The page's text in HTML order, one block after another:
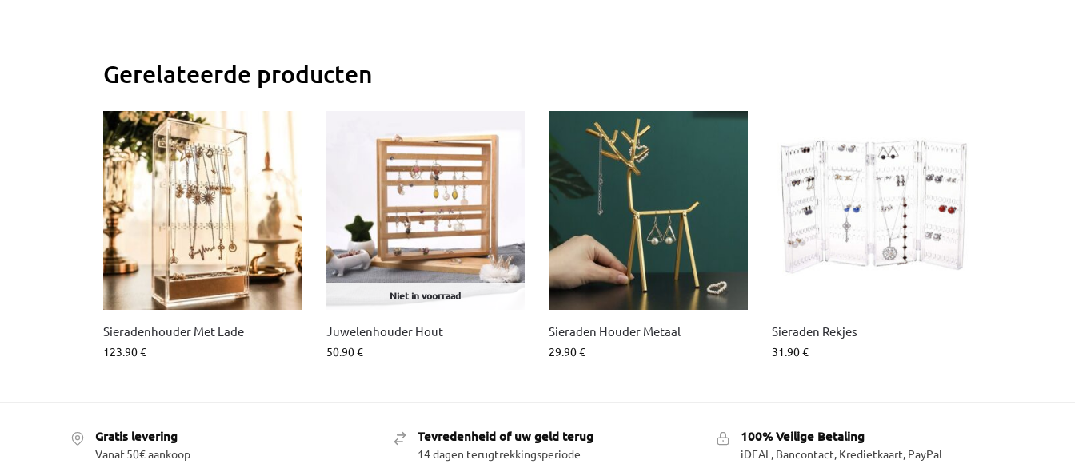
Gerelateerde producten
Sieradenhouder Met Lade
123.90€
Niet in voorraad
Juwelenhouder Hout
50.90€
Sieraden Houder Metaal
29.90€
Sieraden Rekjes
31.90€
Gratis levering
Vanaf 50€ aankoop
Tevredenheid of uw geld terug
14 dagen terugtrekkingsperiode
100% Veilige Betaling
iDEAL, Bancontact, Kredietkaart, PayPal